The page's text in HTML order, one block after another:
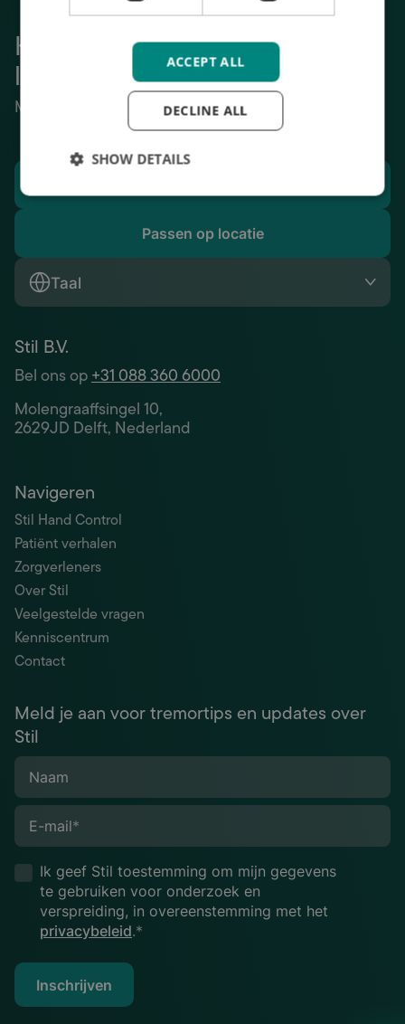
Krijg weer grip op het dagelijks
leven
Mechanische stabilisatie van tremor.
Passen op locatie
Taal
Stil B.V.
Bel ons op+31 088 360 6000
Molengraaffsingel 10,
2629JD Delft, Nederland
Navigeren
Stil Hand Control
Patiënt verhalen
Zorgverleners
Over Stil
Veelgestelde vragen
Kenniscentrum
Contact
Meld je aan voor tremortips en updates over
Stil
Naam
E-mail*
Ik geef Stil toestemming om mijn gegevens
te gebruiken voor onderzoek en
verspreiding, in overeenstemming met het
privacybeleid.*
Inschrijven
ACCEPT ALL
DECLINE ALL
SHOW DETAILS